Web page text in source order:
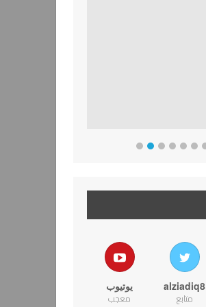
alziadiq8
متابع
يوتيوب
معجب